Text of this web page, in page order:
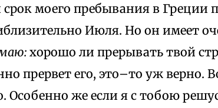
срок моего пребывания в Греции
Июля. Но он имеет
хорошо ли прерывать твой
прервет его, это–то уж верно.
Особенно же если я с тобою